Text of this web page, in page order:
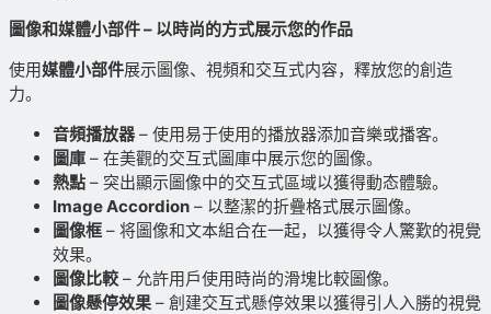
圖像和媒體小部件 – 以時尚的方式展示您的作品
使用媒體小部件展示圖像、視頻和交互式内容，釋放您的創造
力。
音頻播放器– 使用易于使用的播放器添加音樂或播客。
圖庫 – 在美觀的交互式圖庫中展示您的圖像。
熱點 – 突出顯示圖像中的交互式區域以獲得動态體驗。
Image Accordion – 以整潔的折疊格式展示圖像。
圖像框 – 将圖像和文本組合在一起，以獲得令人驚歎的視覺
效果。
圖像比較 – 允許用戶使用時尚的滑塊比較圖像。
圖像懸停效果 – 創建交互式懸停效果以獲得引人入勝的視覺